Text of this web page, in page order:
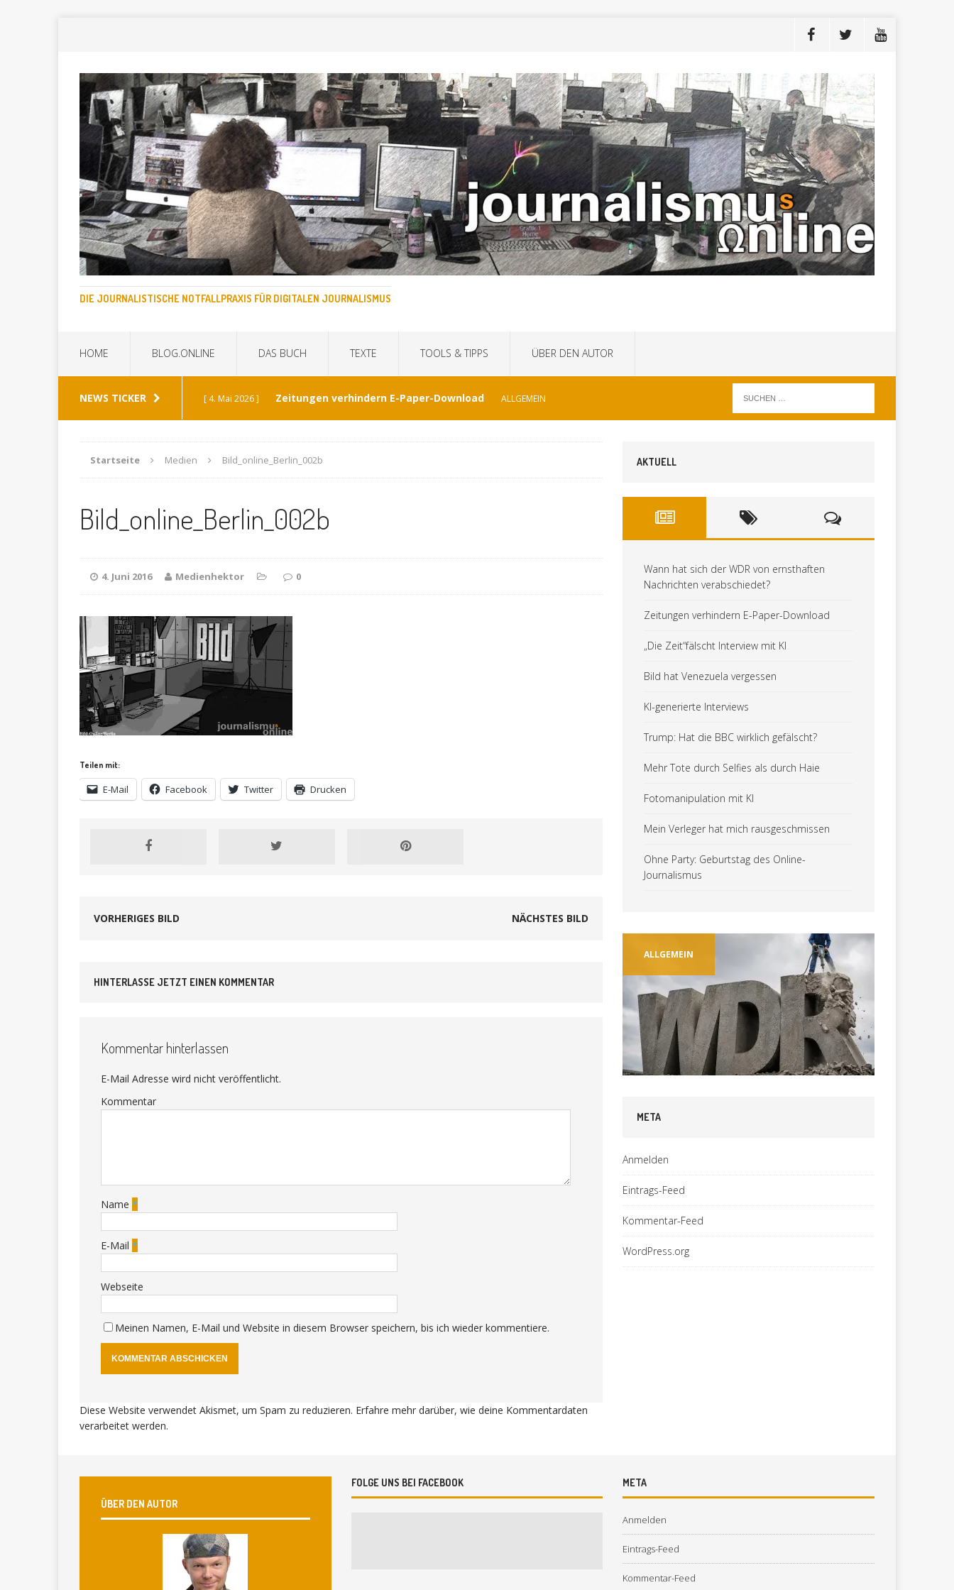
DIE JOURNALISTISCHE NOTFALLPRAXIS FÜR DIGITALEN JOURNALISMUS
HOME BLOG.ONLINE DAS BUCH TEXTE TOOLS & TIPPS ÜBER DEN AUTOR
NEWS TICKER [ 4. Mai 2026 ] Zeitungen verhindern E-Paper-Download ALLGEMEIN
[ 8. Januar 2026 ] „Die Zeit“fälscht Interview mit KI TECHNIK
[ 19. Dezember 2025 ] KI-generierte Interviews
[ 30. Mai 2026 ] Wann hat sich der WDR von ernsthaften Nachrichten
verabschiedet?
Startseite Medien Bild_online_Berlin_002b
Bild_online_Berlin_002b
4. Juni 2016 Medienhektor 0
Teilen mit:
E-Mail Facebook Twitter Drucken
VORHERIGES BILD NÄCHSTES BILD
HINTERLASSE JETZT EINEN KOMMENTAR
Kommentar hinterlassen
E-Mail Adresse wird nicht veröffentlicht.
Kommentar
Name *
E-Mail *
Webseite
Meinen Namen, E-Mail und Website in diesem Browser speichern, bis ich wieder kommentiere.
Diese Website verwendet Akismet, um Spam zu reduzieren. Erfahre mehr darüber, wie deine Kommentardaten
verarbeitet werden.
AKTUELL
Wann hat sich der WDR von ernsthaften
Nachrichten verabschiedet?
Zeitungen verhindern E-Paper-Download
„Die Zeit“fälscht Interview mit KI
Bild hat Venezuela vergessen
KI-generierte Interviews
Trump: Hat die BBC wirklich gefälscht?
Mehr Tote durch Selfies als durch Haie
Fotomanipulation mit KI
Mein Verleger hat mich rausgeschmissen
Ohne Party: Geburtstag des Online-
Journalismus
ALLGEMEIN
META
Anmelden
Eintrags-Feed
Kommentar-Feed
WordPress.org
ÜBER DEN AUTOR
FOLGE UNS BEI FACEBOOK META
Anmelden
Eintrags-Feed
Kommentar-Feed